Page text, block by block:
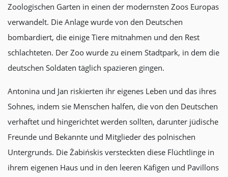
Zoologischen Garten in einen der modernsten Zoos Europas
verwandelt. Die Anlage wurde von den Deutschen
bombardiert, die einige Tiere mitnahmen und den Rest
schlachteten. Der Zoo wurde zu einem Stadtpark, in dem die
deutschen Soldaten täglich spazieren gingen.
Antonina und Jan riskierten ihr eigenes Leben und das ihres
Sohnes, indem sie Menschen halfen, die von den Deutschen
verhaftet und hingerichtet werden sollten, darunter jüdische
Freunde und Bekannte und Mitglieder des polnischen
Untergrunds. Die Żabińskis versteckten diese Flüchtlinge in
ihrem eigenen Haus und in den leeren Käfigen und Pavillons